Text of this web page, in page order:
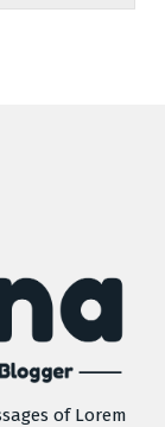
of Lorem